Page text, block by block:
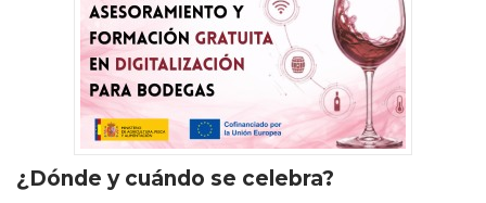
¿Dónde y cuándo se celebra?